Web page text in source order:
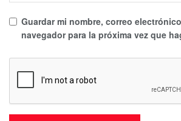
Guardar mi nombre, correo
navegador para la próxima vez que